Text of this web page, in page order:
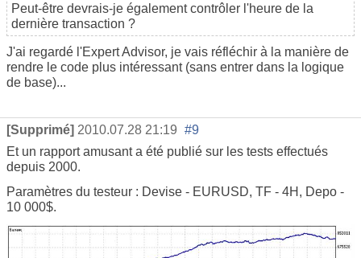
Peut-être devrais-je également contrôler l'heure de la
dernière transaction ?
J'ai regardé l'Expert Advisor, je vais réfléchir à la manière de
rendre le code plus intéressant (sans entrer dans la logique
de base)...
[Supprimé] 2010.07.28 21:19 #9
Et un rapport amusant a été publié sur les tests effectués
depuis 2000.
Paramètres du testeur : Devise - EURUSD, TF - 4H, Depo -
10 000$.